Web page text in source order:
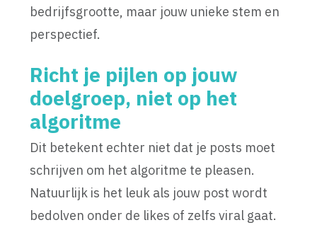
bedrijfsgrootte, maar jouw unieke stem en
perspectief.
Richt je pijlen op jouw
doelgroep, niet op het
algoritme
Dit betekent echter niet dat je posts moet
schrijven om het algoritme te pleasen.
Natuurlijk is het leuk als jouw post wordt
bedolven onder de likes of zelfs viral gaat.